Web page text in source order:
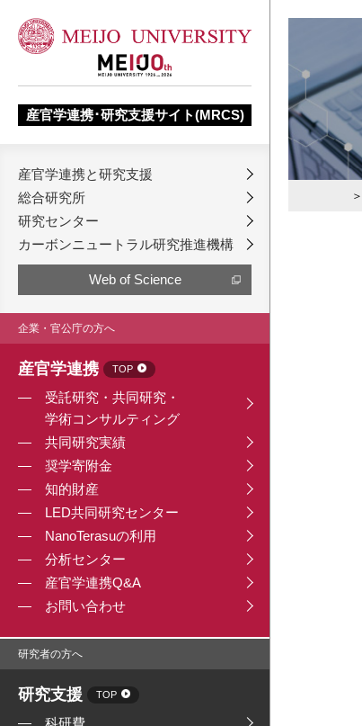
産官学連携･研究支援サイト(MRCS)
産官学連携と研究支援
総合研究所
研究センター
カーボンニュートラル研究推進機構
Web of Science
企業・官公庁の方へ
産官学連携 TOP
受託研究・共同研究・
学術コンサルティング
共同研究実績
奨学寄附金
知的財産
LED共同研究センター
NanoTerasuの利用
分析センター
産官学連携Q&A
お問い合わせ
研究者の方へ
研究支援 TOP